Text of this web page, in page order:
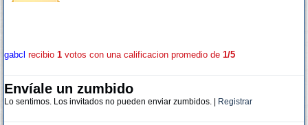
gabcl recibio 1 votos con una calificacion promedio de 1/5
Envíale un zumbido
Lo sentimos. Los invitados no pueden enviar zumbidos. | Registrar